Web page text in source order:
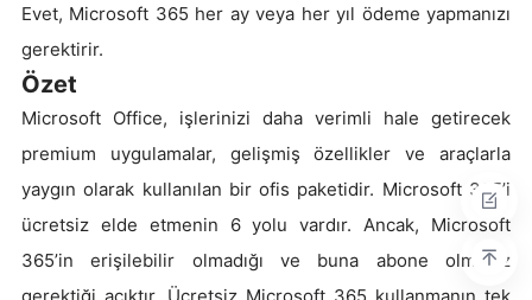
Evet, Microsoft 365 her ay veya her yıl ödeme yapmanızı
gerektirir.
Özet
Microsoft Office, işlerinizi daha verimli hale getirecek
premium uygulamalar, gelişmiş özellikler ve araçlarla
yaygın olarak kullanılan bir ofis paketidir. Microsoft 365’i
ücretsiz elde etmenin 6 yolu vardır. Ancak, Microsoft
365’in erişilebilir olmadığı ve buna abone olmanız